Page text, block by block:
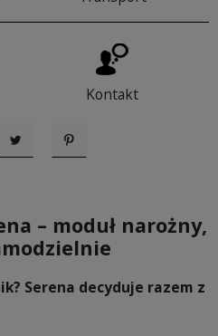
Kontakt
TweetujPinterest
– moduł narożny,
Serena decyduje razem z